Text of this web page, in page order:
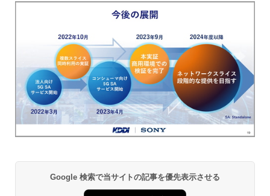
Google 検索で当サイトの記事を優先表示させる